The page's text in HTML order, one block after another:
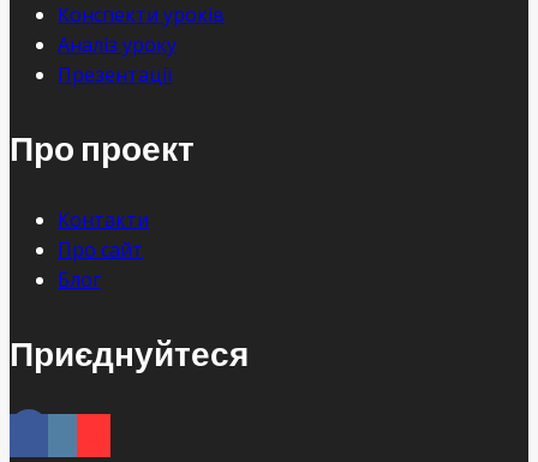
Конспекти уроків
Аналіз уроку
Презентації
Про проект
Контакти
Про сайт
Блог
Приєднуйтеся